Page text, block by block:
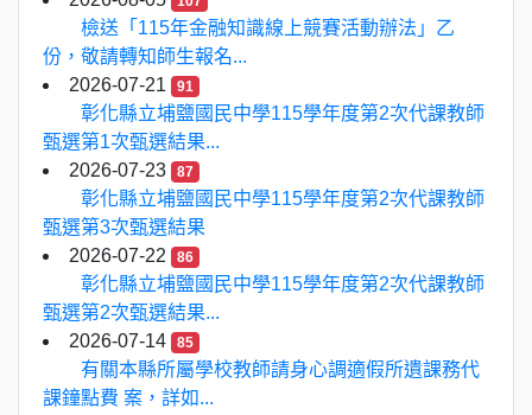
檢送「115年金融知識線上競賽活動辦法」乙
份，敬請轉知師生報名...
2026-07-21
91
彰化縣立埔鹽國民中學115學年度第2次代課教師
甄選第1次甄選結果...
2026-07-23
87
彰化縣立埔鹽國民中學115學年度第2次代課教師
甄選第3次甄選結果
2026-07-22
86
彰化縣立埔鹽國民中學115學年度第2次代課教師
甄選第2次甄選結果...
2026-07-14
85
有關本縣所屬學校教師請身心調適假所遺課務代
課鐘點費 案，詳如...